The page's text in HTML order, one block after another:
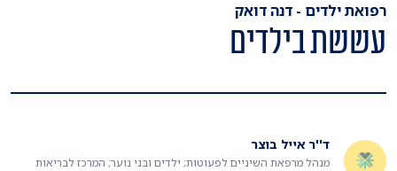
רפואת ילדים - דנה דואק
עששת בילדים
ד''ר אייל בוצר
מנהל מרפאת השיניים לפעוטות; ילדים ובני נוער; המרכז לבריאות